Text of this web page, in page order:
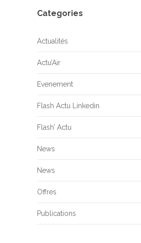
Categories
Actualités
Actu’Air
Evenement
Flash Actu Linkedin
Flash’ Actu
News
News
Offres
Publications